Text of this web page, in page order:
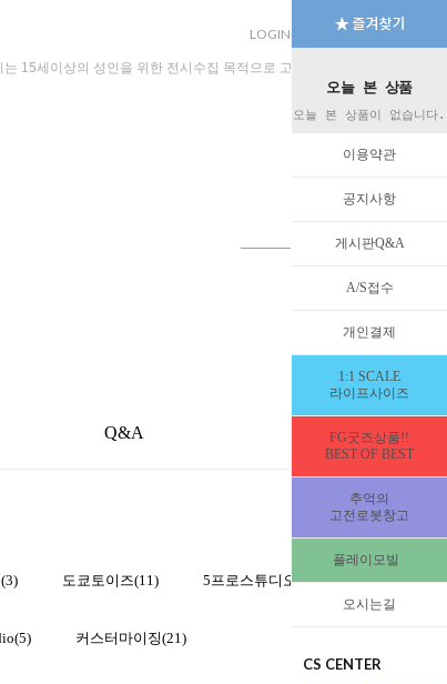
오늘 본 상품
오늘 본 상품이 없습니다.
이용약관
공지사항
게시판Q&A
A/S접수
개인결제
1:1 SCALE
라이프사이즈
FG굿즈상품!!
BEST OF BEST
추억의
고전로봇창고
플레이모빌
오시는길
CS CENTER
LOGIN JOIN MYPAGE
는 15세이상의 성인을 위한 전시수집 목적으로 고안된 수입판매 전문 법인
Q&A EVENT
HOME
도쿄토이즈(11) 5프로스튜디오(9) 에이치엘(11)
커스터마이징(21)